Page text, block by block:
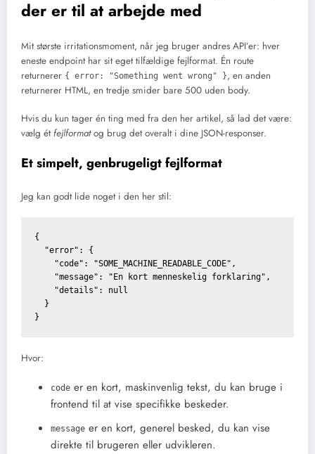
der er til at arbejde med
Mit største irritationsmoment, når jeg bruger andres API’er: hver
eneste endpoint har sit eget tilfældige fejlformat. Én route
returnerer { error: "Something went wrong" }, en anden
returnerer HTML, en tredje smider bare 500 uden body.
Hvis du kun tager én ting med fra den her artikel, så lad det være:
vælg étfejlformatog brug det overalt i dine JSON-responser.
Et simpelt, genbrugeligt fejlformat
Jeg kan godt lide noget i den her stil:
{
  "error": {
    "code": "SOME_MACHINE_READABLE_CODE",
    "message": "En kort menneskelig forklaring",
    "details": null
  }
Hvor:
code er en kort, maskinvenlig tekst, du kan bruge i
frontend til at vise specifikke beskeder.
message er en kort, generel besked, du kan vise
direkte til brugeren eller udvikleren.